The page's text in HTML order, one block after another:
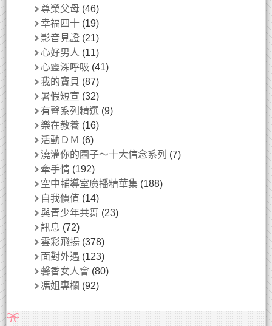
尊榮父母 (46)
幸福四十 (19)
影音見證 (21)
心好男人 (11)
心靈深呼吸 (41)
我的寶貝 (87)
暑假短宣 (32)
有聲系列精選 (9)
樂在教養 (16)
活動ＤＭ (6)
澆灌你的園子～十大信念系列 (7)
牽手情 (192)
空中輔導室廣播精華集 (188)
自我價值 (14)
與青少年共舞 (23)
訊息 (72)
雲彩飛揚 (378)
面對外遇 (123)
馨香女人會 (80)
馮姐專欄 (92)